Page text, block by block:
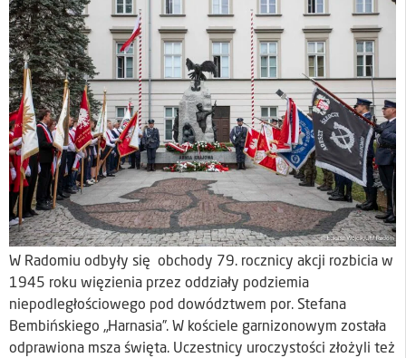
W Radomiu odbyły się obchody 79. rocznicy akcji rozbicia w
1945 roku więzienia przez oddziały podziemia
niepodległościowego pod dowództwem por. Stefana
Bembińskiego „Harnasia”. W kościele garnizonowym została
odprawiona msza święta. Uczestnicy uroczystości złożyli też